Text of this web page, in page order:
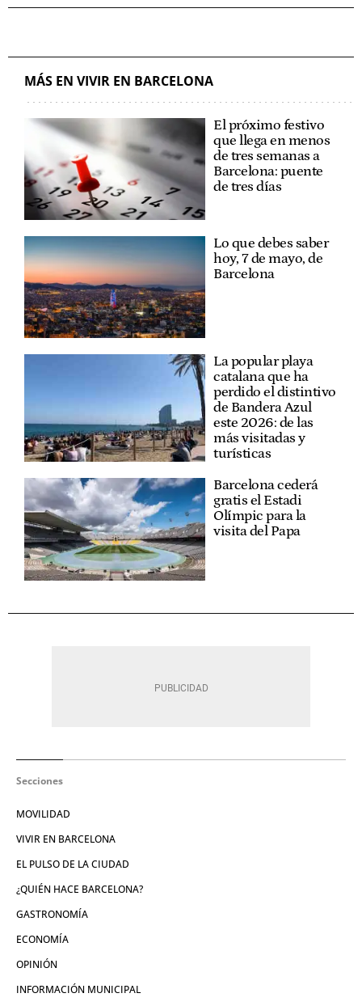
MÁS EN VIVIR EN BARCELONA
El próximo festivo
que llega en menos
de tres semanas a
Barcelona: puente
de tres días
Lo que debes saber
hoy, 7 de mayo, de
Barcelona
La popular playa
catalana que ha
perdido el distintivo
de Bandera Azul
este 2026: de las
más visitadas y
turísticas
Barcelona cederá
gratis el Estadi
Olímpic para la
visita del Papa
Secciones
MOVILIDAD
VIVIR EN BARCELONA
EL PULSO DE LA CIUDAD
¿QUIÉN HACE BARCELONA?
GASTRONOMÍA
ECONOMÍA
OPINIÓN
INFORMACIÓN MUNICIPAL